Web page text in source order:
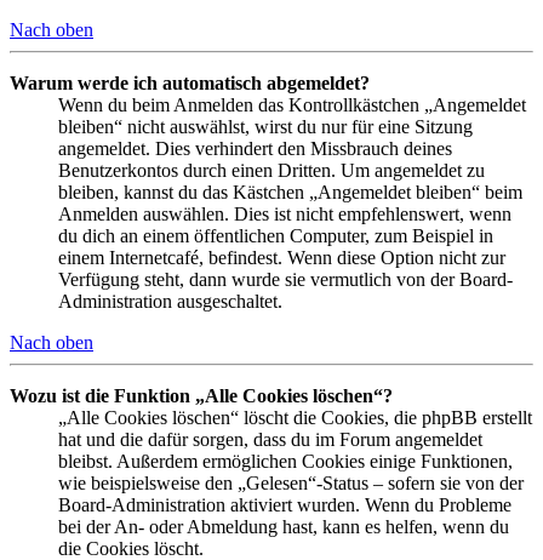
Nach oben
Warum werde ich automatisch abgemeldet?
Wenn du beim Anmelden das Kontrollkästchen „Angemeldet
bleiben“ nicht auswählst, wirst du nur für eine Sitzung
angemeldet. Dies verhindert den Missbrauch deines
Benutzerkontos durch einen Dritten. Um angemeldet zu
bleiben, kannst du das Kästchen „Angemeldet bleiben“ beim
Anmelden auswählen. Dies ist nicht empfehlenswert, wenn
du dich an einem öffentlichen Computer, zum Beispiel in
einem Internetcafé, befindest. Wenn diese Option nicht zur
Verfügung steht, dann wurde sie vermutlich von der Board-
Administration ausgeschaltet.
Nach oben
Wozu ist die Funktion „Alle Cookies löschen“?
„Alle Cookies löschen“ löscht die Cookies, die phpBB erstellt
hat und die dafür sorgen, dass du im Forum angemeldet
bleibst. Außerdem ermöglichen Cookies einige Funktionen,
wie beispielsweise den „Gelesen“-Status – sofern sie von der
Board-Administration aktiviert wurden. Wenn du Probleme
bei der An- oder Abmeldung hast, kann es helfen, wenn du
die Cookies löscht.